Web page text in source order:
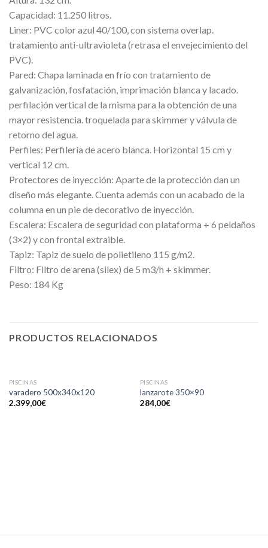
Capacidad: 11.250 litros.
Liner: PVC color azul 40/100, con sistema overlap.
tratamiento anti-ultravioleta (retrasa el envejecimiento del
PVC).
Pared: Chapa laminada en frío con tratamiento de
galvanización, fosfatación, imprimación blanca y lacado.
perfilación vertical de la misma para la obtención de una
mayor resistencia. troquelada para skimmer y válvula de
retorno del agua.
Perfiles: Perfilería de acero blanca. Horizontal 15 cm y
vertical 12 cm.
Protectores de inyección: Aparte de la protección dan un
diseño más elegante. Cuenta además con un acabado de la
columna en un pie de decorativo de inyección.
Escalera: Escalera de seguridad con plataforma + 6 peldaños
(3×2) y con frontal extraible.
Tapiz: Tapiz de suelo de polietileno 115 g/m2.
Filtro: Filtro de arena (silex) de 5 m3/h + skimmer.
Peso: 184 Kg
PRODUCTOS RELACIONADOS
PISCINAS
varadero 500x340x120
2.399,00€
SIN EXISTENCIAS
PISCINAS
lanzarote 350×90
284,00€